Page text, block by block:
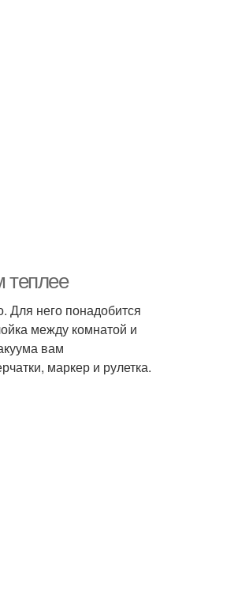
теплее
Для него понадобится
между комнатой и
вам
маркер и рулетка.